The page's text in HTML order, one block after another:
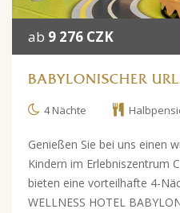
ab 9 276 CZK
BABYLONISCHER
4 Nächte
Genießen Sie bei uns einen
Kindern im Erlebniszentrum
bieten eine vorteilhafte 4-
WELLNESS HOTEL